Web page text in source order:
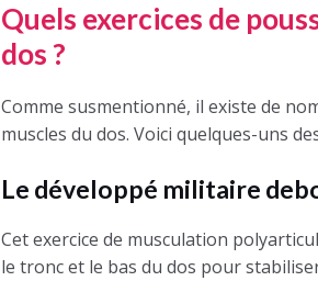
Quels exercices de
dos ?
Comme susmentionné, il existe de
muscles du dos. Voici quelques-uns
Le développé militaire
Cet exercice de musculation
le tronc et le bas du dos pour